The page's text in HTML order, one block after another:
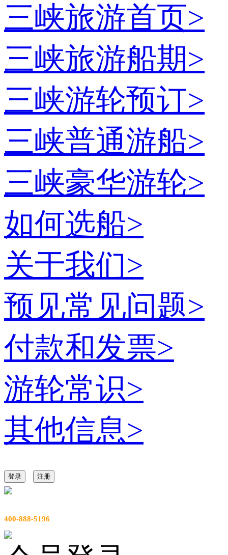
三峡旅游首页>
三峡旅游船期>
三峡游轮预订>
三峡普通游船>
三峡豪华游轮>
如何选船>
关于我们>
预见常见问题>
付款和发票>
游轮常识>
其他信息>
登录 注册
400-888-5196